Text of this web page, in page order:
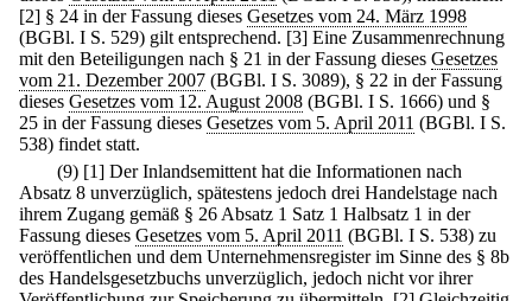
[2] § 24 in der Fassung dieses Gesetzes vom 24. März 1998
(BGBl. I S. 529) gilt entsprechend. [3] Eine Zusammenrechnung
mit den Beteiligungen nach § 21 in der Fassung dieses Gesetzes
vom 21. Dezember 2007 (BGBl. I S. 3089), § 22 in der Fassung
dieses Gesetzes vom 12. August 2008 (BGBl. I S. 1666) und §
25 in der Fassung dieses Gesetzes vom 5. April 2011 (BGBl. I S.
538) findet statt.
(9) [1] Der Inlandsemittent hat die Informationen nach
Absatz 8 unverzüglich, spätestens jedoch drei Handelstage nach
ihrem Zugang gemäß § 26 Absatz 1 Satz 1 Halbsatz 1 in der
Fassung dieses Gesetzes vom 5. April 2011 (BGBl. I S. 538) zu
veröffentlichen und dem Unternehmensregister im Sinne des § 8b
des Handelsgesetzbuchs unverzüglich, jedoch nicht vor ihrer